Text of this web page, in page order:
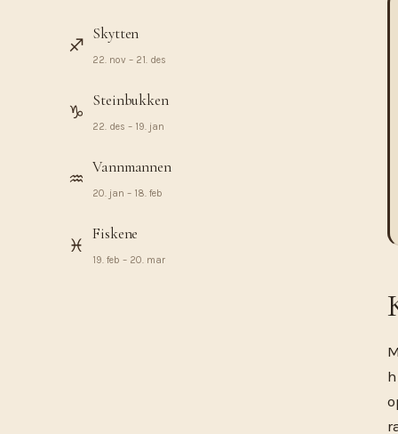
♐︎
Skytten
22. nov – 21. des
♑︎
Steinbukken
22. des – 19. jan
♒︎
Vannmannen
20. jan – 18. feb
♓︎
Fiskene
19. feb – 20. mar